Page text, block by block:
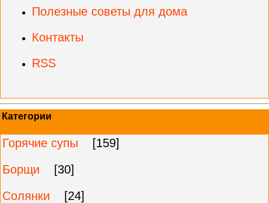
Полезные советы для дома
Контакты
RSS
Категории
Горячие супы
[159]
Борщи
[30]
Солянки
[24]